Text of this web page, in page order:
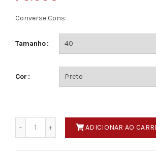
Converse Cons
Tamanho
Cor
Quantidade
ADICIONAR AO